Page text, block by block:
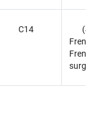
C14
(4)
French
surge